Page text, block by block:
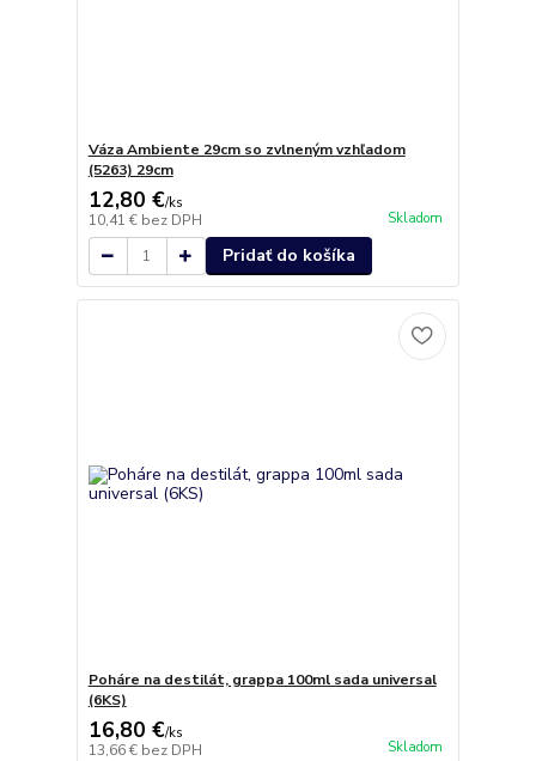
Váza Ambiente 29cm so zvlneným vzhľadom
(5263) 29cm
12,80 €/ks
10,41 € bez DPH Skladom
Pridať do košíka
Poháre na destilát, grappa 100ml sada universal
(6KS)
16,80 €/ks
13,66 € bez DPH Skladom